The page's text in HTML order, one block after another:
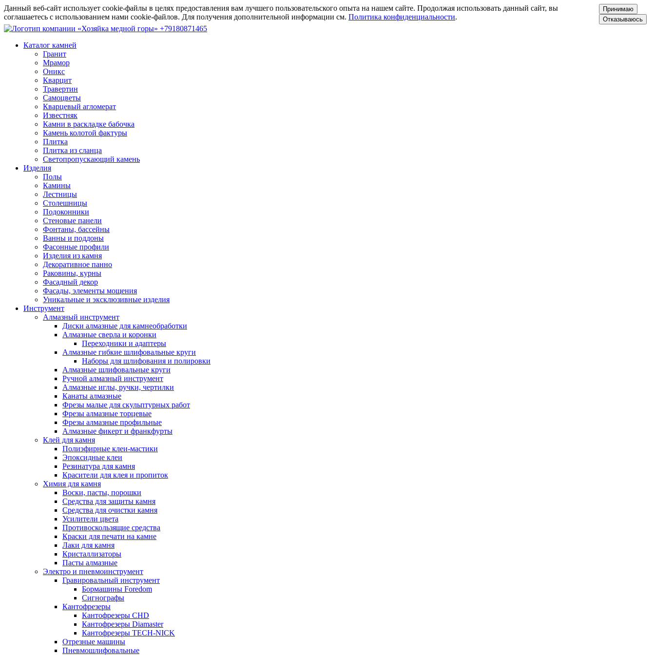
Данный веб-сайт использует cookie-файлы в целях предоставления вам лучшего пользовательского опыта на нашем сайте. Продолжая использовать данный сайт, вы
соглашаетесь с использованием нами cookie-файлов. Для получения дополнительной информации см. Политика конфиденциальности.
Принимаю
Отказываюсь
+79180871465
Каталог камней
Гранит
Мрамор
Оникс
Кварцит
Травертин
Самоцветы
Кварцевый агломерат
Известняк
Камни в раскладке бабочка
Камень колотой фактуры
Плитка
Плитка из сланца
Светопропускающий камень
Изделия
Полы
Камины
Лестницы
Столешницы
Подоконники
Стеновые панели
Фонтаны, бассейны
Ванны и поддоны
Фасонные профили
Изделия из камня
Декоративное панно
Раковины, курны
Фасадный декор
Фасады, элементы мощения
Уникальные и эксклюзивные изделия
Инструмент
Алмазный инструмент
Диски алмазные для камнеобработки
Алмазные сверла и коронки
Переходники и адаптеры
Алмазные гибкие шлифовальные круги
Наборы для шлифования и полировки
Алмазные шлифовальные круги
Ручной алмазный инструмент
Алмазные иглы, ручки, чертилки
Канаты алмазные
Фрезы малые для скульптурных работ
Фрезы алмазные торцевые
Фрезы алмазные профильные
Алмазные фикерт и франкфурты
Клей для камня
Полиэфирные клеи-мастики
Эпоксидные клеи
Резинатура для камня
Красители для клея и пропиток
Химия для камня
Воски, пасты, порошки
Средства для защиты камня
Средства для очистки камня
Усилители цвета
Противоскользящие средства
Краски для печати на камне
Лаки для камня
Кристаллизаторы
Пасты алмазные
Электро и пневмоинструмент
Гравировальный инструмент
Бормашины Foredom
Сигнографы
Кантофрезеры
Кантофрезеры CHD
Кантофрезеры Diamaster
Кантофрезеры TECH-NICK
Отрезные машины
Пневмошлифовальные